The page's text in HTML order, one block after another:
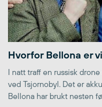
Hvorfor Bellona er
I natt traff en russisk
ved Tsjornobyl. Det er
Bellona har brukt nesten